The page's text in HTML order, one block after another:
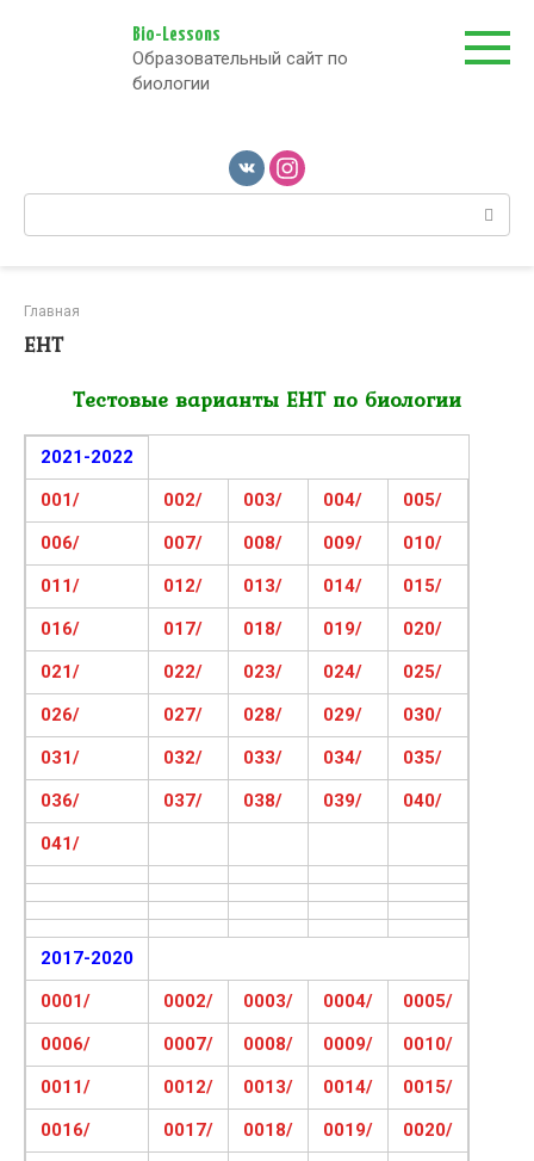
Bio-Lessons
Образовательный сайт по
биологии
Поиск:
Главная
ЕНТ
Тестовые варианты ЕНТ по биологии
2021-2022
001/
002/ 003/ 004/
005/
006/
007/ 008/ 009/
010/
011/
012/ 013/ 014/
015/
016/
017/ 018/ 019/
020/
021/
022/ 023/ 024/
025/
026/
027/ 028/ 029/
030/
031/
032/ 033/ 034/
035/
036/
037/ 038/ 039/
040/
041/
2017-2020
0001/
0002/ 0003/ 0004/
0005/
0006/
0007/ 0008/ 0009/
0010/
0011/
0012/ 0013/ 0014/
0015/
0016/
0017/ 0018/ 0019/
0020/